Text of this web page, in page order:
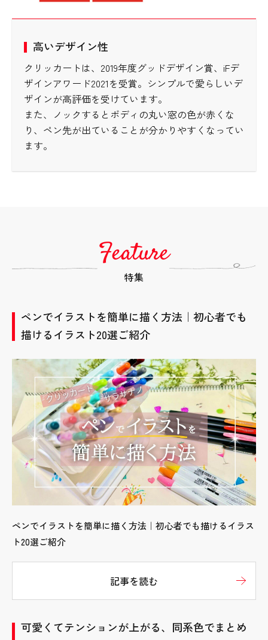
高いデザイン性
クリッカートは、2019年度グッドデザイン賞、iFデ
ザインアワード2021を受賞。シンプルで愛らしいデ
ザインが高評価を受けています。
また、ノックするとボディの丸い窓の色が赤くな
り、ペン先が出ていることが分かりやすくなってい
ます。
Feature
特集
ペンでイラストを簡単に描く方法｜初心者でも
描けるイラスト20選ご紹介
ペンでイラストを簡単に描く方法｜初心者でも描けるイラス
ト20選ご紹介
記事を読む
可愛くてテンションが上がる、同系色でまとめ